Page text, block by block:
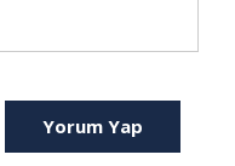
Yorum Yap